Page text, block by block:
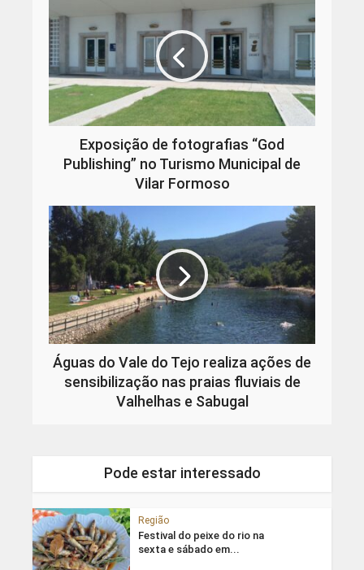
Exposição de fotografias “God
Publishing” no Turismo Municipal de
Vilar Formoso
Águas do Vale do Tejo realiza ações de
sensibilização nas praias fluviais de
Valhelhas e Sabugal
Pode estar interessado
Região
Festival do peixe do rio na
sexta e sábado em...